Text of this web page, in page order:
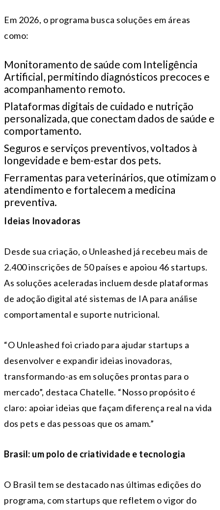
Em 2026, o programa busca soluções em áreas
como:
Monitoramento de saúde com Inteligência
Artificial, permitindo diagnósticos precoces e
acompanhamento remoto.
Plataformas digitais de cuidado e nutrição
personalizada, que conectam dados de saúde e
comportamento.
Seguros e serviços preventivos, voltados à
longevidade e bem-estar dos pets.
Ferramentas para veterinários, que otimizam o
atendimento e fortalecem a medicina
preventiva.
Ideias Inovadoras
Desde sua criação, o Unleashed já recebeu mais de
2.400 inscrições de 50 países e apoiou 46 startups.
As soluções aceleradas incluem desde plataformas
de adoção digital até sistemas de IA para análise
comportamental e suporte nutricional.
“O Unleashed foi criado para ajudar startups a
desenvolver e expandir ideias inovadoras,
transformando-as em soluções prontas para o
mercado”, destaca Chatelle. “Nosso propósito é
claro: apoiar ideias que façam diferença real na vida
dos pets e das pessoas que os amam.”
Brasil: um polo de criatividade e tecnologia
O Brasil tem se destacado nas últimas edições do
programa, com startups que refletem o vigor do